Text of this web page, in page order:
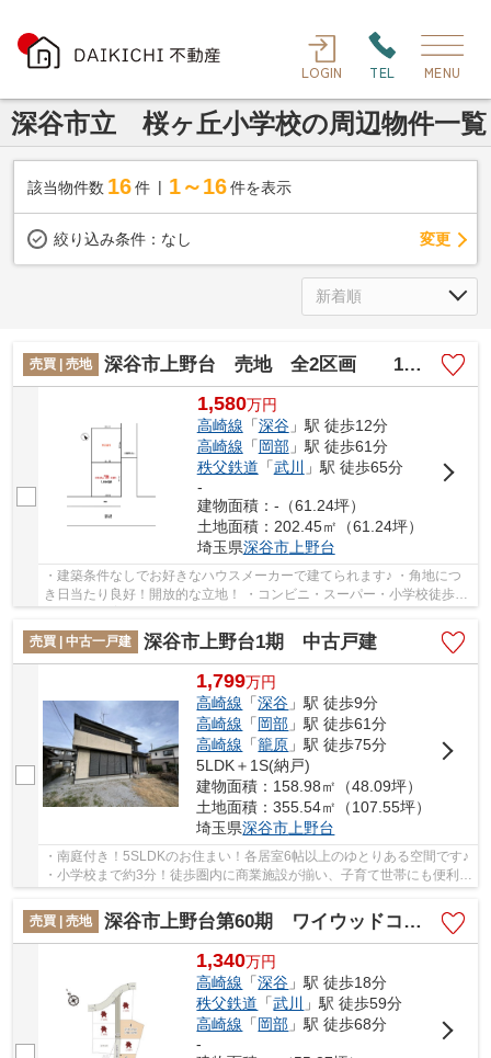
LOGIN TEL MENU
深谷市立 桜ヶ丘小学校の周辺物件一覧
該当物件数 16件 1～16 件を表示
絞り込み条件： なし 変更
売買 | 売地 深谷市上野台 売地 全2区画 1号地
1,580万円
高崎線 「深谷」駅 徒歩12分
高崎線 「岡部」駅 徒歩61分
秩父鉄道 「武川
」駅 徒歩65分
-
建物面積：-（61.24坪）
土地面積：202.45㎡（61.24坪）
埼玉県深谷市上野台
・建築条件なしでお好きなハウスメーカーで建てられます♪ ・角地につ
き日当たり良好！開放的な立地！ ・コンビニ・スーパー・小学校徒歩5
分圏内で子育てに便利な住環境♪ いつでもお気...
売買 | 中古一戸建
深谷市上野台1期 中古戸建
1,799万円
高崎線 「深谷 」駅 徒歩9分
高崎線 「岡部 」駅 徒歩61分
高崎線 「籠原 」駅 徒歩75分
5LDK＋1S(納戸)
建物面積：158.98㎡（48.09坪）
土地面積：355.54㎡（107.55坪）
埼玉県深谷市 上野台
・南庭付き！5SLDKのお住まい！各居室6帖以上のゆとりある空間です♪
・小学校まで約3分！徒歩圏内に商業施設が揃い、子育て世帯にも便利な
立地！ ・収納豊富な間取りで、お片付けも捗...
売買 | 売地
深谷市上野台第60期 ワイウッドコート 売地 全6区画 6号地
1,340万円
高崎線 「深谷 」駅 徒歩18分
秩父鉄道 「武川
」駅 徒歩59分
高崎線 「岡部 」駅 徒歩68分
-